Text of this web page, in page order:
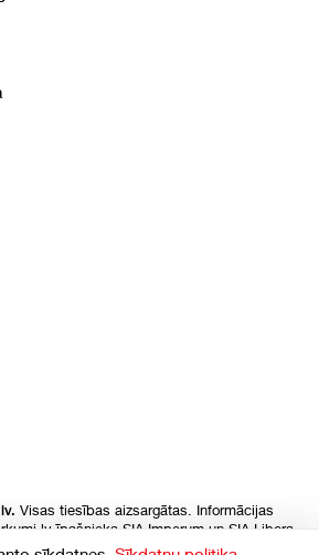
Visas tiesības aizsargātas. Informācijas
īpašnieka SIA Imperum un SIA Libera
Imperum un SIA Libera nenes nekādu